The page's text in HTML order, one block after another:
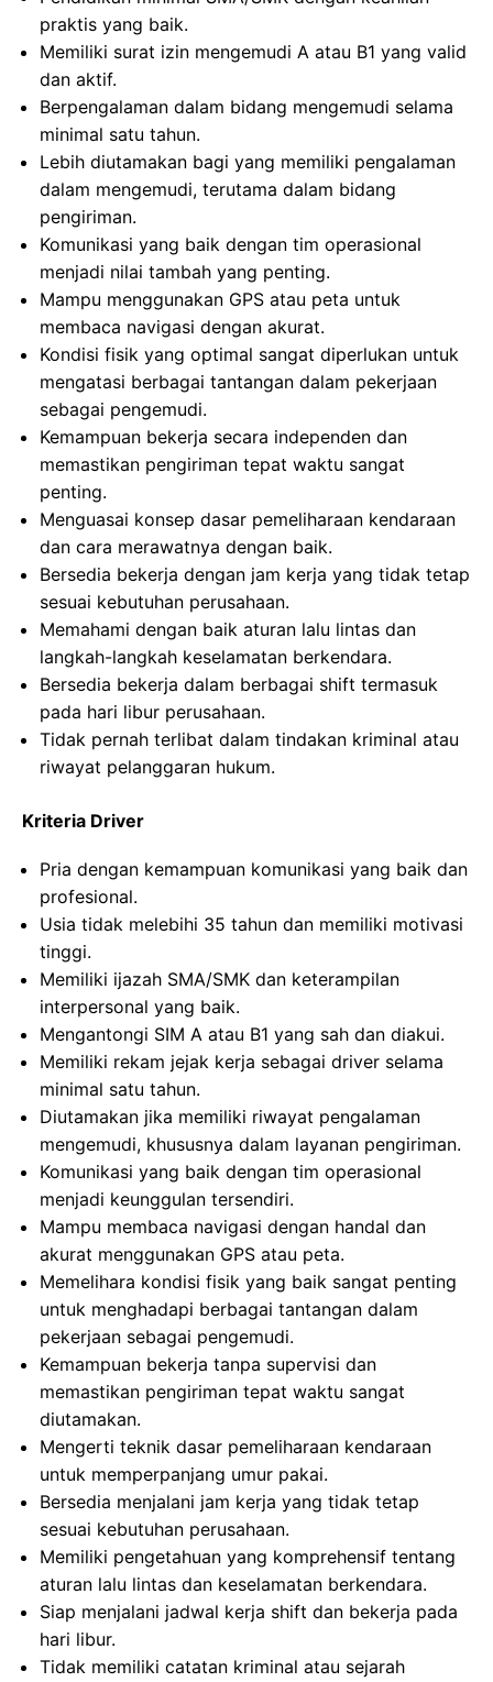
praktis yang baik.
Memiliki surat izin mengemudi A atau B1 yang valid
dan aktif.
Berpengalaman dalam bidang mengemudi selama
minimal satu tahun.
Lebih diutamakan bagi yang memiliki pengalaman
dalam mengemudi, terutama dalam bidang
pengiriman.
Komunikasi yang baik dengan tim operasional
menjadi nilai tambah yang penting.
Mampu menggunakan GPS atau peta untuk
membaca navigasi dengan akurat.
Kondisi fisik yang optimal sangat diperlukan untuk
mengatasi berbagai tantangan dalam pekerjaan
sebagai pengemudi.
Kemampuan bekerja secara independen dan
memastikan pengiriman tepat waktu sangat
penting.
Menguasai konsep dasar pemeliharaan kendaraan
dan cara merawatnya dengan baik.
Bersedia bekerja dengan jam kerja yang tidak tetap
sesuai kebutuhan perusahaan.
Memahami dengan baik aturan lalu lintas dan
langkah-langkah keselamatan berkendara.
Bersedia bekerja dalam berbagai shift termasuk
pada hari libur perusahaan.
Tidak pernah terlibat dalam tindakan kriminal atau
riwayat pelanggaran hukum.
Kriteria Driver
Pria dengan kemampuan komunikasi yang baik dan
profesional.
Usia tidak melebihi 35 tahun dan memiliki motivasi
tinggi.
Memiliki ijazah SMA/SMK dan keterampilan
interpersonal yang baik.
Mengantongi SIM A atau B1 yang sah dan diakui.
Memiliki rekam jejak kerja sebagai driver selama
minimal satu tahun.
Diutamakan jika memiliki riwayat pengalaman
mengemudi, khususnya dalam layanan pengiriman.
Komunikasi yang baik dengan tim operasional
menjadi keunggulan tersendiri.
Mampu membaca navigasi dengan handal dan
akurat menggunakan GPS atau peta.
Memelihara kondisi fisik yang baik sangat penting
untuk menghadapi berbagai tantangan dalam
pekerjaan sebagai pengemudi.
Kemampuan bekerja tanpa supervisi dan
memastikan pengiriman tepat waktu sangat
diutamakan.
Mengerti teknik dasar pemeliharaan kendaraan
untuk memperpanjang umur pakai.
Bersedia menjalani jam kerja yang tidak tetap
sesuai kebutuhan perusahaan.
Memiliki pengetahuan yang komprehensif tentang
aturan lalu lintas dan keselamatan berkendara.
Siap menjalani jadwal kerja shift dan bekerja pada
hari libur.
Tidak memiliki catatan kriminal atau sejarah